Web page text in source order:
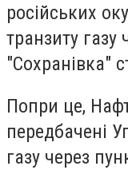
російських
транзиту газу
"Сохранівка"
Попри це,
передбачені
газу через